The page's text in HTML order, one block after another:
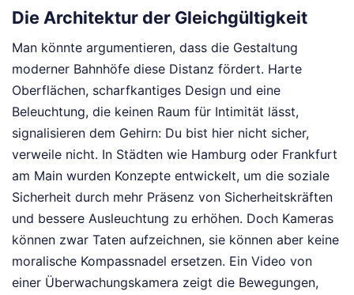
Die Architektur der Gleichgültigkeit
Man könnte argumentieren, dass die Gestaltung
moderner Bahnhöfe diese Distanz fördert. Harte
Oberflächen, scharfkantiges Design und eine
Beleuchtung, die keinen Raum für Intimität lässt,
signalisieren dem Gehirn: Du bist hier nicht sicher,
verweile nicht. In Städten wie Hamburg oder Frankfurt
am Main wurden Konzepte entwickelt, um die soziale
Sicherheit durch mehr Präsenz von Sicherheitskräften
und bessere Ausleuchtung zu erhöhen. Doch Kameras
können zwar Taten aufzeichnen, sie können aber keine
moralische Kompassnadel ersetzen. Ein Video von
einer Überwachungskamera zeigt die Bewegungen,